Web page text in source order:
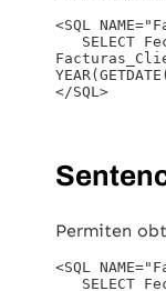
<SQL
</SQL>
Permiten
<SQL